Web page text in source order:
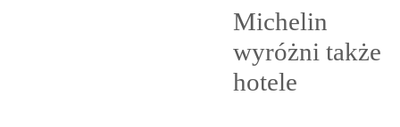
Michelin
wyróżni także
hotele